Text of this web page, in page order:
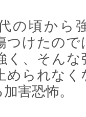
の頃から
つけたの
く、そん
められな
害恐怖。